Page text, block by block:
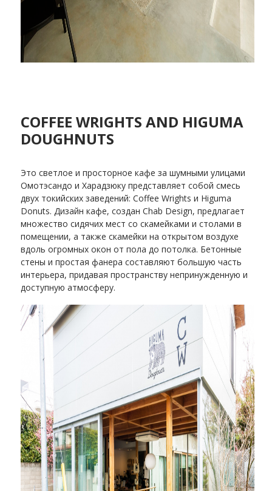
COFFEE WRIGHTS AND HIGUMA
DOUGHNUTS
Это светлое и просторное кафе за шумными улицами
Омотэсандо и Харадзюку представляет собой смесь
двух токийских заведений: Coffee Wrights и Higuma
Donuts. Дизайн кафе, создан Chab Design, предлагает
множество сидячих мест со скамейками и столами в
помещении, а также скамейки на открытом воздухе
вдоль огромных окон от пола до потолка. Бетонные
стены и простая фанера составляют большую часть
интерьера, придавая пространству непринужденную и
доступную атмосферу.